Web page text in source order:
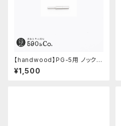
【handwood】PG-5用 ノックボ
タン (超々ジュラルミン)
¥1,500